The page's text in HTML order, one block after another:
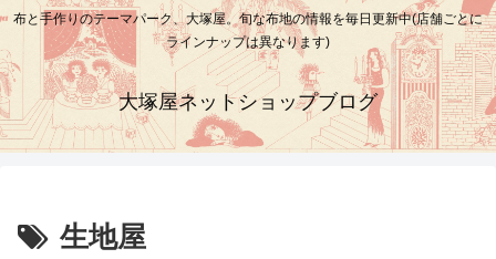
布と手作りのテーマパーク、大塚屋。旬な布地の情報を毎日更新中(店舗ごとに
ラインナップは異なります)
大塚屋ネットショップブログ
生地屋